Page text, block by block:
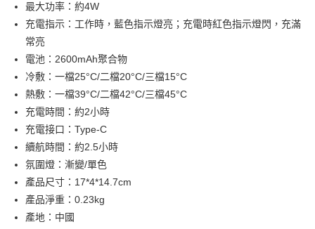
大哥付你分期
相關說明
【大哥付你分期使用說明】
1.本服務由台灣大哥大提供，台灣大哥大用戶可立即使用無須另外申請。
2.付款方式選擇「大哥付你分期」，訂單成立後會自動跳轉到大哥付的交易
流程，驗證手機門號後，選擇欲分期的期數、繳款截止日，確認付款後即完
成交易。
3.實際核准額度、可分期數及費用金額請依後續交易確認頁面所載為準。
消。如遇「轉專審核」未通過狀況，表示未達大哥付你分期系統評分，恕無
法說明評估內容。
【繳款方式說明】
1.分期款項不併入電信帳單，「大哥付你分期」於每月結算日後寄送繳費提
醒簡訊。
2.透過簡訊連結打開帳單後，可選擇「超商條碼／台灣大直營門市／銀行轉
AFTEE先享後付
相關說明
【關於「AFTEE先享後付」】
AFTEE先享後付是「在收到商品之後才付款」的支付方式。 讓您購物簡單
便利好安心！
１．簡單：不需註冊會員、不需綁卡、不需儲值。
３．安心：先確認商品／服務後，再付款。
【「AFTEE先享後付」結帳流程】
１．於結帳方式選擇「AFTEE先享後付」後，將跳轉至「AFTEE先享後付」
結帳頁面，進行簡訊認證並確認金額後，即可完成結帳。
２．訂單成立數日內，您將收到繳費通知簡訊。
ATM付款
運送方式
每筆NT$70，滿NT$1,000(含以上)免運費
付款後7-11取貨
每筆NT$70，滿NT$1,000(含以上)免運費
最大功率：約4W
充電指示：工作時，藍色指示燈亮；充電時紅色指示燈閃，充滿
常亮
電池：2600mAh聚合物
冷敷：一檔25°C/二檔20°C/三檔15°C
熱敷：一檔39°C/二檔42°C/三檔45°C
充電時間：約2小時
充電接口：Type-C
續航時間：約2.5小時
氛圍燈：漸變/單色
產品尺寸：17*4*14.7cm
產品淨重：0.23kg
產地：中國